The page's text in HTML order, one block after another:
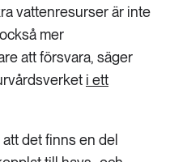
vattenresurser är inte
mer
att försvara, säger
i ett
det finns en del